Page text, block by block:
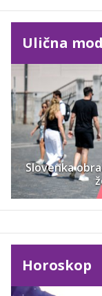
Ulična
Slovenka
Horoskop